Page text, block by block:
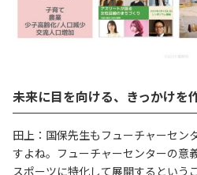
未来に目を向ける、きっかけを
田上：国保先生もフューチャーセン
すよね。フューチャーセンターの意
スポーツに特化して展開するという